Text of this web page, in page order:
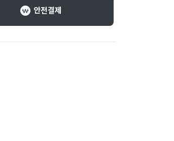
안전결제